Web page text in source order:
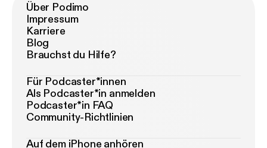
Über Podimo
Impressum
Karriere
Blog
Brauchst du Hilfe?
Für Podcaster*innen
Als Podcaster*in anmelden
Podcaster*in FAQ
Community-Richtlinien
Auf dem iPhone anhören